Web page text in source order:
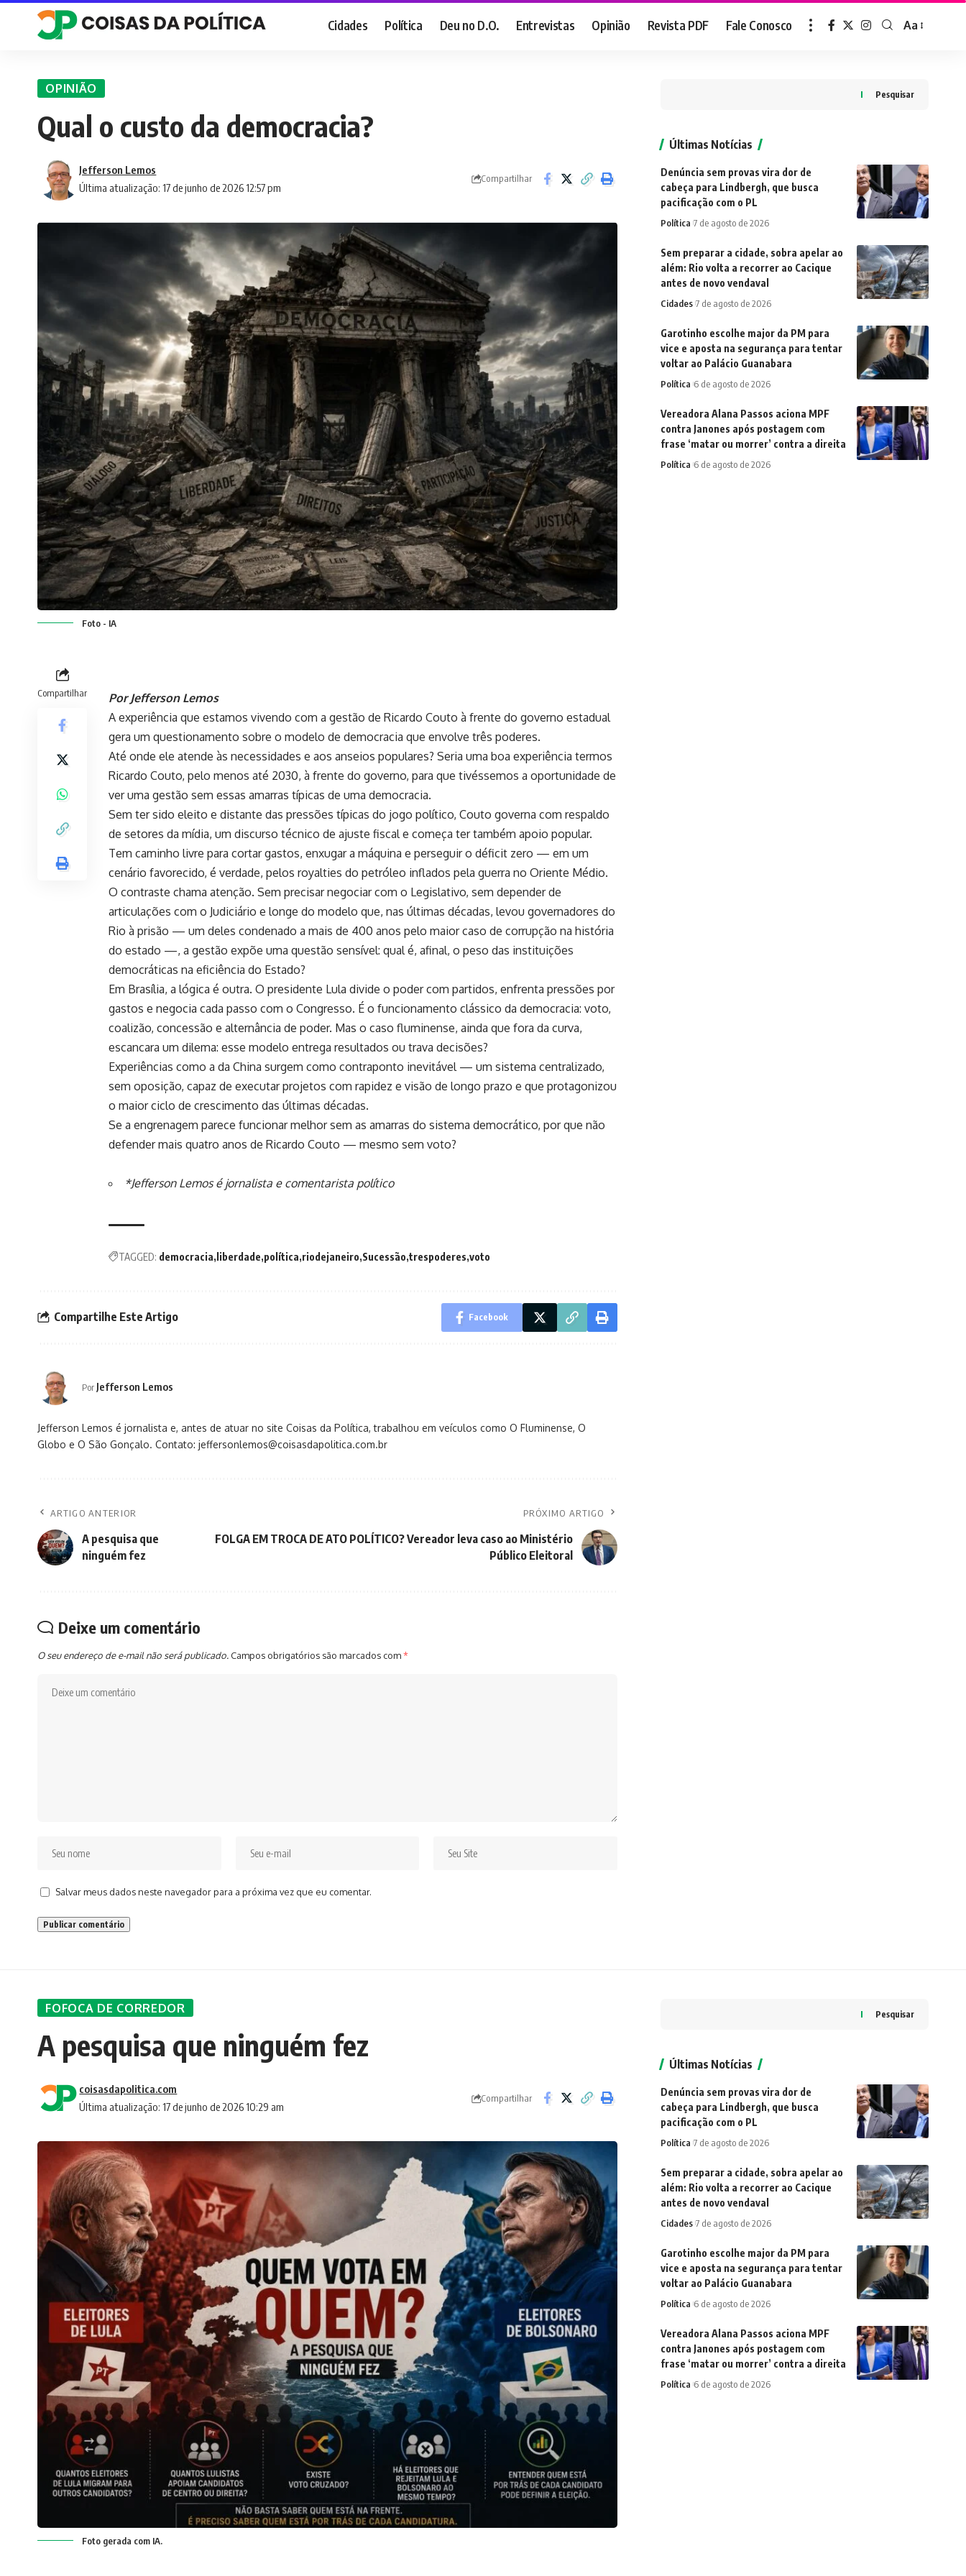
Cidades Política Deu no D.O. Entrevistas Opinião Revista PDF Fale Conosco
Font
Aa
OPINIÃO
Qual o custo da democracia?
Última atualização: 17 de junho de 2026 12:57 pm
Jefferson Lemos
Compartilhar
Foto - IA
Compartilhar
Por Jefferson Lemos
A experiência que estamos vivendo com a gestão de Ricardo Couto à frente do governo estadual
gera um questionamento sobre o modelo de democracia que envolve três poderes.
Até onde ele atende às necessidades e aos anseios populares? Seria uma boa experiência termos
Ricardo Couto, pelo menos até 2030, à frente do governo, para que tivéssemos a oportunidade de
ver uma gestão sem essas amarras típicas de uma democracia.
Sem ter sido eleito e distante das pressões típicas do jogo político, Couto governa com respaldo
de setores da mídia, um discurso técnico de ajuste fiscal e começa ter também apoio popular.
Tem caminho livre para cortar gastos, enxugar a máquina e perseguir o déficit zero — em um
cenário favorecido, é verdade, pelos royalties do petróleo inflados pela guerra no Oriente Médio.
O contraste chama atenção. Sem precisar negociar com o Legislativo, sem depender de
articulações com o Judiciário e longe do modelo que, nas últimas décadas, levou governadores do
Rio à prisão — um deles condenado a mais de 400 anos pelo maior caso de corrupção na história
do estado —, a gestão expõe uma questão sensível: qual é, afinal, o peso das instituições
democráticas na eficiência do Estado?
Em Brasília, a lógica é outra. O presidente Lula divide o poder com partidos, enfrenta pressões por
gastos e negocia cada passo com o Congresso. É o funcionamento clássico da democracia: voto,
coalizão, concessão e alternância de poder. Mas o caso fluminense, ainda que fora da curva,
escancara um dilema: esse modelo entrega resultados ou trava decisões?
Experiências como a da China surgem como contraponto inevitável — um sistema centralizado,
sem oposição, capaz de executar projetos com rapidez e visão de longo prazo e que protagonizou
o maior ciclo de crescimento das últimas décadas.
Se a engrenagem parece funcionar melhor sem as amarras do sistema democrático, por que não
defender mais quatro anos de Ricardo Couto — mesmo sem voto?
*Jefferson Lemos é jornalista e comentarista político
TAGGED: democracia liberdade política riodejaneiro Sucessão trespoderes voto
Compartilhe Este Artigo Facebook
Por Jefferson Lemos
Jefferson Lemos é jornalista e, antes de atuar no site Coisas da Política, trabalhou em veículos como O Fluminense, O
Globo e O São Gonçalo. Contato: jeffersonlemos@coisasdapolitica.com.br
ARTIGO ANTERIOR
A pesquisa que
ninguém fez
PRÓXIMO ARTIGO
FOLGA EM TROCA DE ATO POLÍTICO? Vereador leva caso ao Ministério
Público Eleitoral
Deixe um comentário
O seu endereço de e-mail não será publicado. Campos obrigatórios são marcados com*
Salvar meus dados neste navegador para a próxima vez que eu comentar.
Pesquisar
Últimas Notícias
Denúncia sem provas vira dor de
cabeça para Lindbergh, que busca
pacificação com o PL
Política 7 de agosto de 2026
Sem preparar a cidade, sobra apelar ao
além: Rio volta a recorrer ao Cacique
antes de novo vendaval
Cidades 7 de agosto de 2026
Garotinho escolhe major da PM para
vice e aposta na segurança para tentar
voltar ao Palácio Guanabara
Política 6 de agosto de 2026
Vereadora Alana Passos aciona MPF
contra Janones após postagem com
frase ‘matar ou morrer’ contra a direita
Política 6 de agosto de 2026
FOFOCA DE CORREDOR
A pesquisa que ninguém fez
Última atualização: 17 de junho de 2026 10:29 am
coisasdapolitica.com
Compartilhar
Foto gerada com IA.
Pesquisar
Últimas Notícias
Denúncia sem provas vira dor de
cabeça para Lindbergh, que busca
pacificação com o PL
Política 7 de agosto de 2026
Sem preparar a cidade, sobra apelar ao
além: Rio volta a recorrer ao Cacique
antes de novo vendaval
Cidades 7 de agosto de 2026
Garotinho escolhe major da PM para
vice e aposta na segurança para tentar
voltar ao Palácio Guanabara
Política 6 de agosto de 2026
Vereadora Alana Passos aciona MPF
contra Janones após postagem com
frase ‘matar ou morrer’ contra a direita
Política 6 de agosto de 2026